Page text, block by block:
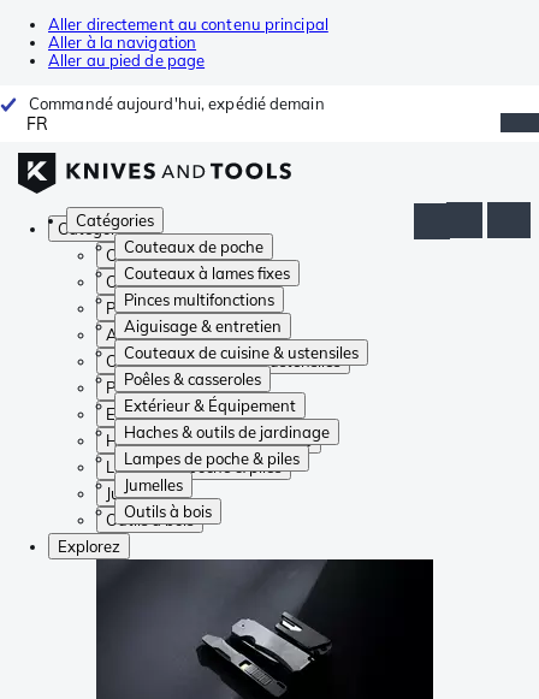
Aller directement au contenu principal
Aller à la navigation
Aller au pied de page
Commandé aujourd'hui, expédié demain
FR
Catégories
Couteaux de poche
Couteaux à lames fixes
Pinces multifonctions
Aiguisage & entretien
Couteaux de cuisine & ustensiles
Poêles & casseroles
Extérieur & Équipement
Haches & outils de jardinage
Lampes de poche & piles
Jumelles
Outils à bois
Catégories
Couteaux de poche
Couteaux à lames fixes
Pinces multifonctions
Aiguisage & entretien
Couteaux de cuisine & ustensiles
Poêles & casseroles
Extérieur & Équipement
Haches & outils de jardinage
Lampes de poche & piles
Jumelles
Outils à bois
Explorez